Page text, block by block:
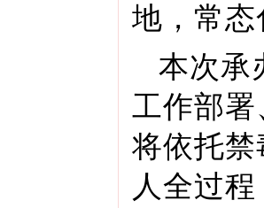
地，常
本次承
工作部
将依托
人全过